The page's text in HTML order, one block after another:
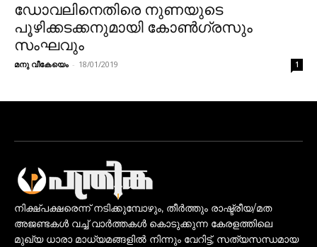
ഡോവലിനെതിരെ നുണയുടെ
പൂഴിക്കടക്കനുമായി കോണ്‍ഗ്രസും
സംഘവും
മനു വീകേയെം - 18/01/2019 1
നിക്ഷ്പക്ഷരെന്ന് നടിക്കുമ്പോഴും, തീർത്തും രാഷ്ട്രീയ/മത
അജണ്ടകൾ വച്ച് വാർത്തകൾ കൊടുക്കുന്ന കേരളത്തിലെ
മുഖ്യ ധാരാ മാധ്യമങ്ങളിൽ നിന്നും വേറിട്ട്, സത്യസന്ധമായ